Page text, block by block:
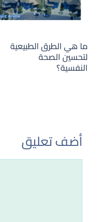
ما هي الطرق الطبيعية
لتحسين الصحة
النفسية؟
أضف تعليق